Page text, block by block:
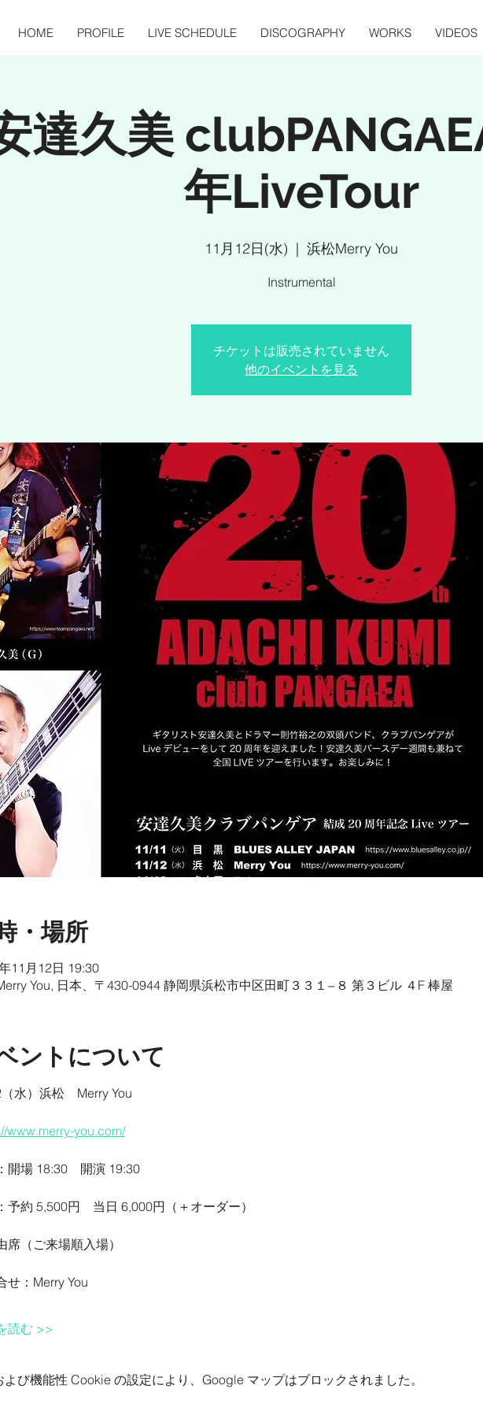
HOME PROFILE LIVE SCHEDULE DISCOGRAPHY WORKS VIDEOS
達久美
年LiveTour
11月12日(水)
  |
浜松Merry You
Instrumental
チケットは販売されていません
他のイベントを見る
・場所
11月12日 19:30
You, 日本、〒430-0944 静岡県浜松市中区田町３３１−８ 第３ビル ４F 棒屋
ントについて
水）浜松　Merry You
www.merry-you.com/
開場 18:30　開演 19:30
予約 5,500円　当日 6,000円（＋オーダー）
席（ご来場順入場）
せ：Merry You
読む >>
び機能性 Cookie の設定により、Google マップはブロックされました。